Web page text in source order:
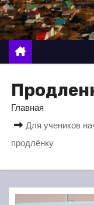
о
м
у
Главная
Для учеников
продлёнку